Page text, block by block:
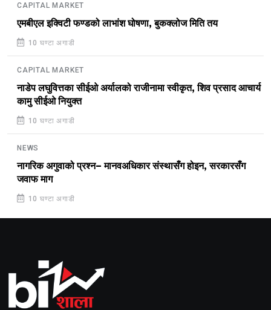
CAPITAL MARKET
एमबीएल इक्विटी फण्डको लाभांश घोषणा, बुकक्लोज मिति तय
10 घण्टा अगाडी
CAPITAL MARKET
नाडेप लघुवित्तका सीईओ अर्यालको राजीनामा स्वीकृत, शिव प्रसाद आचार्य
कामु सीईओ नियुक्त
10 घण्टा अगाडी
NEWS
नागरिक अगुवाको प्रश्न– मानवअधिकार संस्थासँग होइन, सरकारसँग
जवाफ माग
10 घण्टा अगाडी